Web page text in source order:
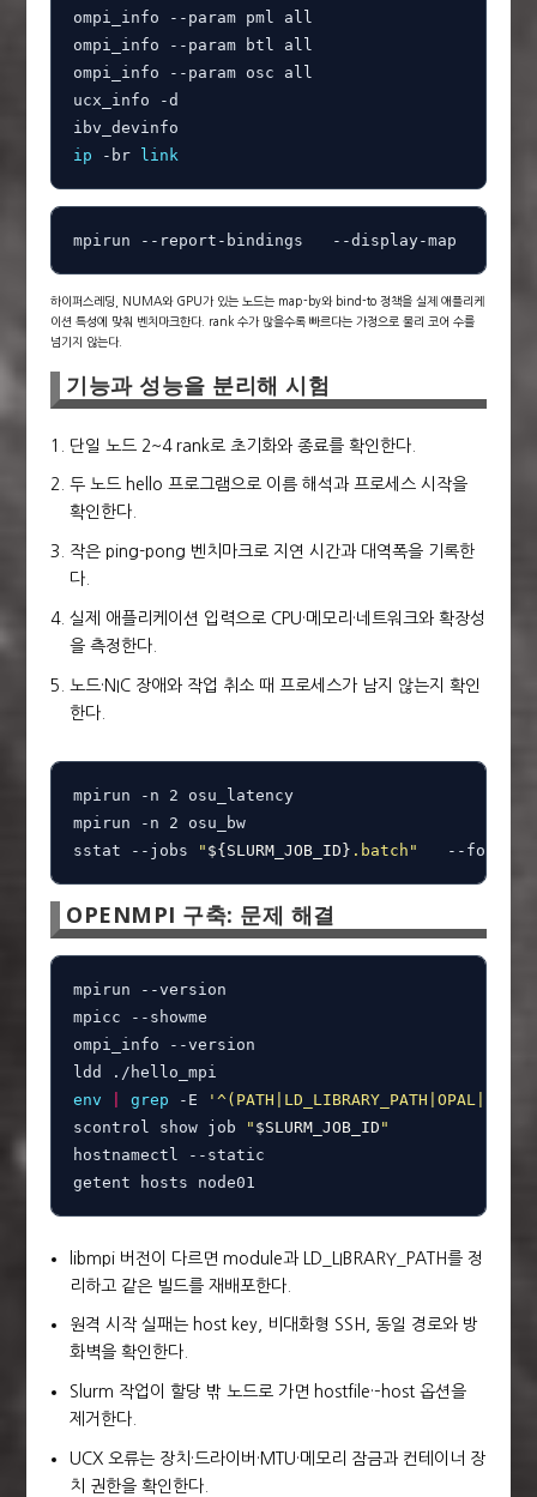
ompi_info --param pml all
ompi_info --param btl all
ompi_info --param osc all
ucx_info -d
ip -br link
mpirun --report-bindings   --display-map   --
하이퍼스레딩, NUMA와 GPU가 있는 노드는 map-by와 bind-to 정책을 실제 애플리케
이션 특성에 맞춰 벤치마크한다. rank 수가 많을수록 빠르다는 가정으로 물리 코어 수를
넘기지 않는다.
기능과 성능을 분리해 시험
단일 노드 2~4 rank로 초기화와 종료를 확인한다.
두 노드 hello 프로그램으로 이름 해석과 프로세스 시작을
확인한다.
작은 ping-pong 벤치마크로 지연 시간과 대역폭을 기록한
다.
실제 애플리케이션 입력으로 CPU·메모리·네트워크와 확장성
을 측정한다.
노드·NIC 장애와 작업 취소 때 프로세스가 남지 않는지 확인
한다.
mpirun -n 2 osu_latency
mpirun -n 2 osu_bw
sstat --jobs
" ${SLURM_JOB_ID} .batch"
   --format
OPENMPI 구축: 문제 해결
mpirun --version
mpicc --showme
ompi_info --version
env
grep -E
scontrol show job
" $SLURM_JOB_ID "
hostnamectl --static
getent hosts node01
libmpi 버전이 다르면 module과 LD_LIBRARY_PATH를 정
리하고 같은 빌드를 재배포한다.
원격 시작 실패는 host key, 비대화형 SSH, 동일 경로와 방
화벽을 확인한다.
Slurm 작업이 할당 밖 노드로 가면 hostfile·–host 옵션을
제거한다.
UCX 오류는 장치·드라이버·MTU·메모리 잠금과 컨테이너 장
치 권한을 확인한다.